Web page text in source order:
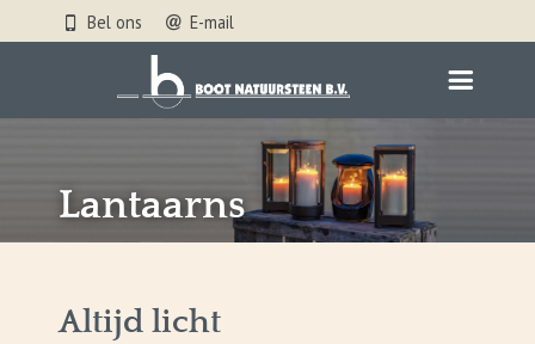
Bel ons E-mail
Lantaarns
Altijd licht